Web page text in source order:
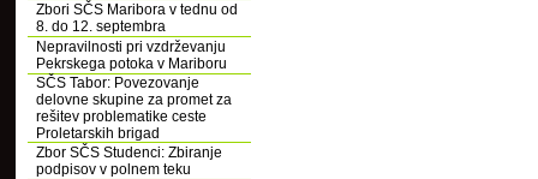
Zbori SČS Maribora v tednu od
8. do 12. septembra
Nepravilnosti pri vzdrževanju
Pekrskega potoka v Mariboru
SČS Tabor: Povezovanje
delovne skupine za promet za
rešitev problematike ceste
Proletarskih brigad
Zbor SČS Studenci: Zbiranje
podpisov v polnem teku